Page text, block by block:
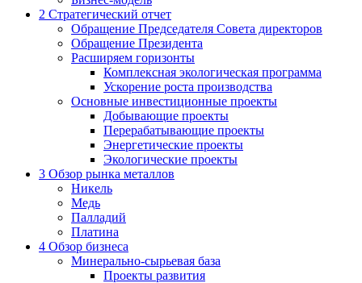
2 Стратегический отчет
Обращение Председателя Совета директоров
Обращение Президента
Расширяем горизонты
Комплексная экологическая программа
Ускорение роста производства
Основные инвестиционные проекты
Добывающие проекты
Перерабатывающие проекты
Энергетические проекты
Экологические проекты
3 Обзор рынка металлов
Никель
Медь
Палладий
Платина
4 Обзор бизнеса
Минерально-сырьевая база
Проекты развития